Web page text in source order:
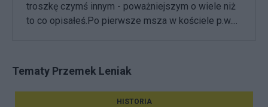
troszkę czymś innym - poważniejszym o wiele niż
to co opisałeś.Po pierwsze msza w kościele p.w....
Tematy Przemek Leniak
HISTORIA